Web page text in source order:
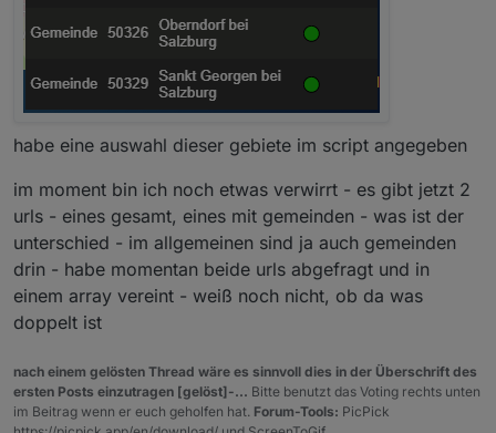
habe eine auswahl dieser gebiete im script angegeben
im moment bin ich noch etwas verwirrt - es gibt jetzt 2
urls - eines gesamt, eines mit gemeinden - was ist der
unterschied - im allgemeinen sind ja auch gemeinden
drin - habe momentan beide urls abgefragt und in
einem array vereint - weiß noch nicht, ob da was
doppelt ist
nach einem gelösten Thread wäre es sinnvoll dies in der Überschrift des
ersten Posts einzutragen [gelöst]-... Bitte benutzt das Voting rechts unten
im Beitrag wenn er euch geholfen hat. Forum-Tools: PicPick